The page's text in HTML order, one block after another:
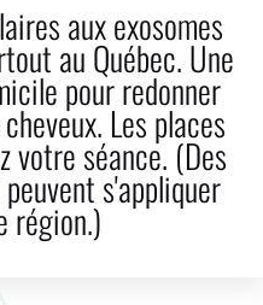
lecture
aux exosomes
au Québec. Une
pour redonner
Les places
votre séance. (Des
s'appliquer
région.)